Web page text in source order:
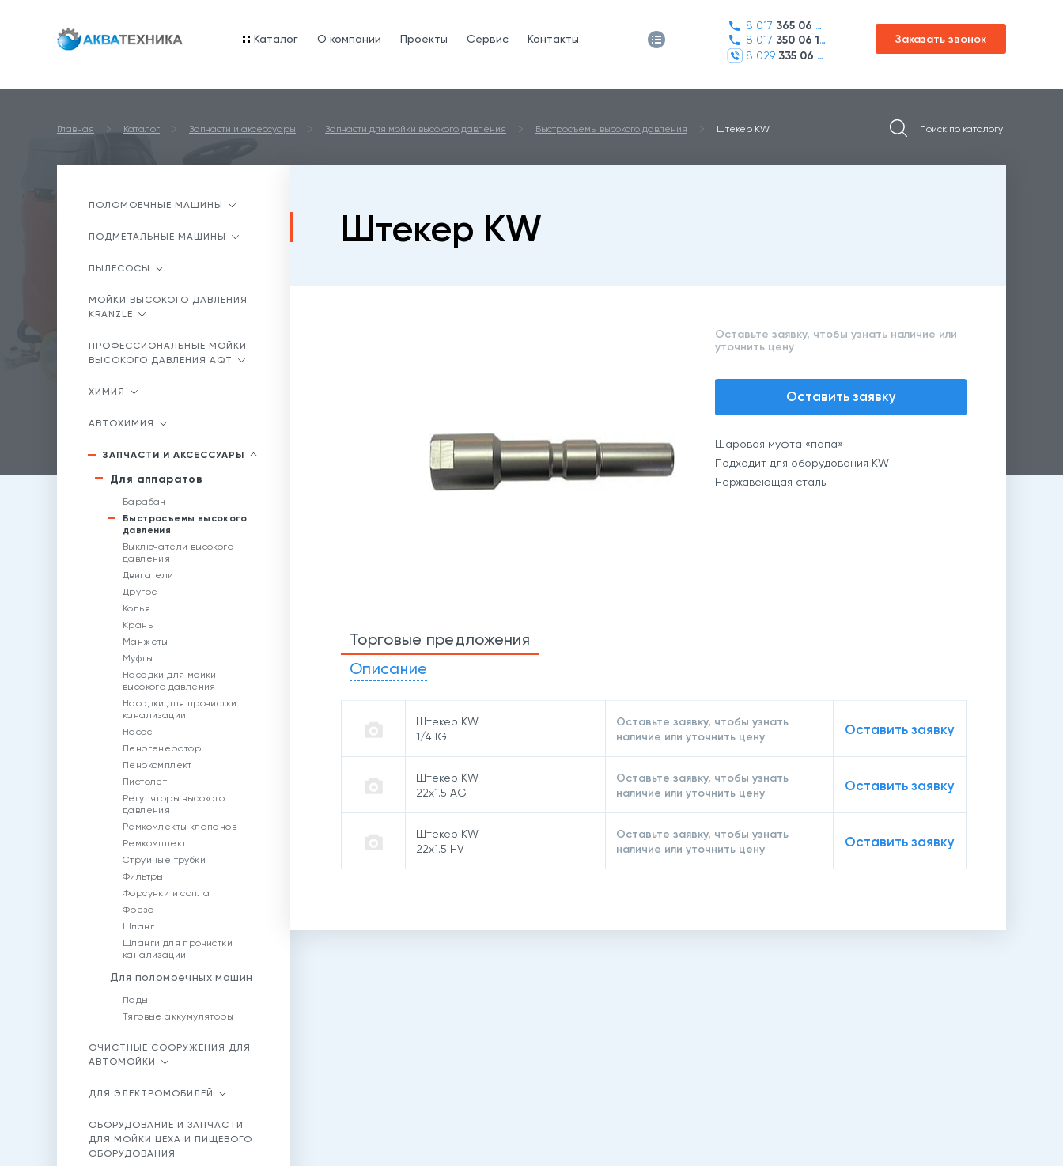
Каталог O компании Проекты Сервис Контакты
8 017 365 06 45
8 017 350 06 16
8 029 335 06 01
Заказать звонок
Главная Каталог Запчасти и аксессуары Запчасти для мойки высокого давления Быстросъемы высокого давления Штекер KW
ПОЛОМОЕЧНЫЕ МАШИНЫ
ПОДМЕТАЛЬНЫЕ МАШИНЫ
ПЫЛЕСОСЫ
МОЙКИ ВЫСОКОГО ДАВЛЕНИЯ
KRANZLE
ПРОФЕССИОНАЛЬНЫЕ МОЙКИ
ВЫСОКОГО ДАВЛЕНИЯ AQT
ХИМИЯ
АВТОХИМИЯ
ЗАПЧАСТИ И АКСЕССУАРЫ
Для аппаратов
Барабан
Быстросъемы высокого
давления
Выключатели высокого
давления
Двигатели
Другое
Копья
Краны
Манжеты
Муфты
Насадки для мойки
высокого давления
Насадки для прочистки
канализации
Насос
Пеногенератор
Пенокомплект
Пистолет
Регуляторы высокого
давления
Ремкомлекты клапанов
Ремкомплект
Струйные трубки
Фильтры
Форсунки и сопла
Фреза
Шланг
Шланги для прочистки
канализации
Для поломоечных машин
Пады
Тяговые аккумуляторы
ОЧИСТНЫЕ СООРУЖЕНИЯ ДЛЯ
АВТОМОЙКИ
ДЛЯ ЭЛЕКТРОМОБИЛЕЙ
ОБОРУДОВАНИЕ И ЗАПЧАСТИ
ДЛЯ МОЙКИ ЦЕХА И ПИЩЕВОГО
ОБОРУДОВАНИЯ
Штекер KW
Оставьте заявку, чтобы узнать наличие или
уточнить цену
Оставить заявку
Шаровая муфта «папа»
Подходит для оборудования KW
Нержавеющая сталь.
Торговые предложения
Описание
Штекер KW
1/4 IG
Оставьте заявку, чтобы узнать
наличие или уточнить цену
Оставить заявку
Штекер KW
22x1.5 AG
Оставьте заявку, чтобы узнать
наличие или уточнить цену
Оставить заявку
Штекер KW
22x1.5 HV
Оставьте заявку, чтобы узнать
наличие или уточнить цену
Оставить заявку